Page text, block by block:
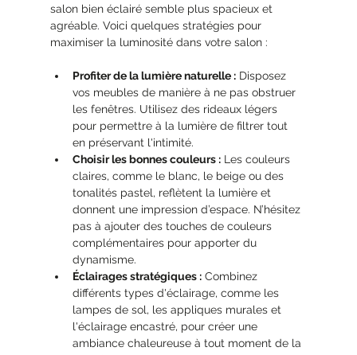
salon bien éclairé semble plus spacieux et
agréable. Voici quelques stratégies pour
maximiser la luminosité dans votre salon :
Profiter de la lumière naturelle : Disposez
vos meubles de manière à ne pas obstruer
les fenêtres. Utilisez des rideaux légers
pour permettre à la lumière de filtrer tout
en préservant l'intimité.
Choisir les bonnes couleurs : Les couleurs
claires, comme le blanc, le beige ou des
tonalités pastel, reflètent la lumière et
donnent une impression d’espace. N’hésitez
pas à ajouter des touches de couleurs
complémentaires pour apporter du
dynamisme.
Éclairages stratégiques : Combinez
différents types d'éclairage, comme les
lampes de sol, les appliques murales et
l'éclairage encastré, pour créer une
ambiance chaleureuse à tout moment de la